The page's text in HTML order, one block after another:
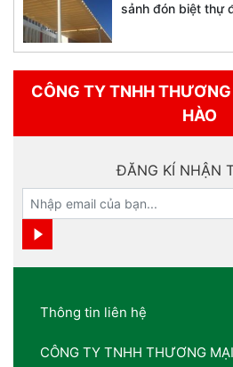
sảnh đón biệt thự
CÔNG TY TNHH
HÀO
ĐĂNG KÍ NHẬN
Thông tin liên hệ
CÔNG TY TNHH THƯƠNG